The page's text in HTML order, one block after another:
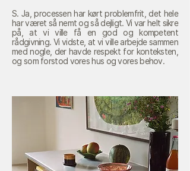
S. Ja, processen har kørt problemfrit, det hele
har været så nemt og så dejligt. Vi var helt sikre
på, at vi ville få en god og kompetent
rådgivning. Vi vidste, at vi ville arbejde sammen
med nogle, der havde respekt for konteksten,
og som forstod vores hus og vores behov.